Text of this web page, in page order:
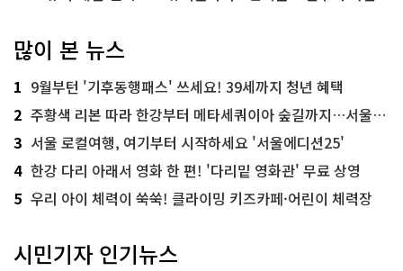
많이 본 뉴스
1 9월부턴 '기후동행패스' 쓰세요! 39세까지 청년 혜택
2 주황색 리본 따라 한강부터 메타세쿼이아 숲길까지…서울둘레길 15코스
3 서울 로컬여행, 여기부터 시작하세요 '서울에디션25'
4 한강 다리 아래서 영화 한 편! '다리밑 영화관' 무료 상영
5 우리 아이 체력이 쑥쑥! 클라이밍 키즈카페·어린이 체력장
시민기자 인기뉴스